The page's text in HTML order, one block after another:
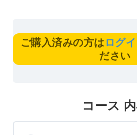
ご購入済みの方は ログ
ださい
コース